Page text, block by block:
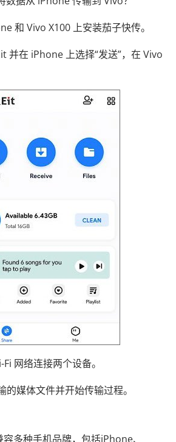
和 Vivo X100 上安装茄子快传。
并在 iPhone 上选择“发送”，在 Vivo
网络连接两个设备。
的媒体文件并开始传输过程。
多种手机品牌，包括iPhone、